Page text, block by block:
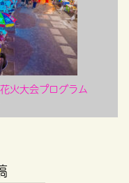
火大会プログラム